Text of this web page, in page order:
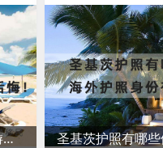
推荐圣基茨和尼维斯七个旅游景点，错过了必后悔！